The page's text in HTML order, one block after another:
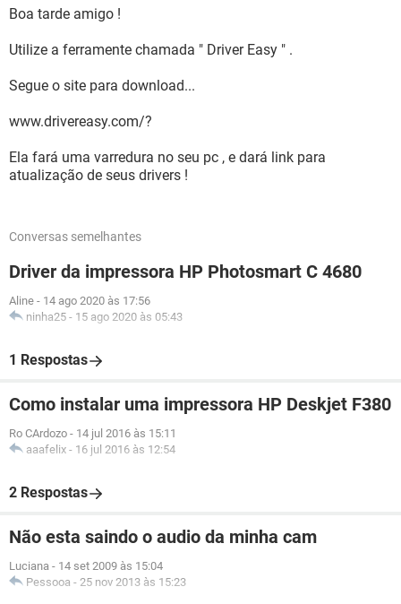
Boa tarde amigo !
Utilize a ferramente chamada " Driver Easy " .
Segue o site para download...
www.drivereasy.com/?
Ela fará uma varredura no seu pc , e dará link para
atualização de seus drivers !
Conversas semelhantes
Driver da impressora HP Photosmart C 4680
Aline - 14 ago 2020 às 17:56
ninha25 - 15 ago 2020 às 05:43
1 Respostas
Como instalar uma impressora HP Deskjet F380
Ro CArdozo - 14 jul 2016 às 15:11
aaafelix - 16 jul 2016 às 12:54
2 Respostas
Não esta saindo o audio da minha cam
Luciana - 14 set 2009 às 15:04
Pessooa - 25 nov 2013 às 15:23